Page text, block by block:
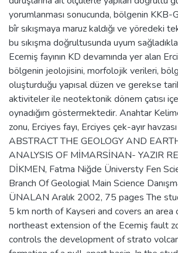
yorumlanması sonucunda, bölgenin KKB-
bîr sıkışmaya maruz kaldığı ve yöredeki
bu sıkışma doğrultusunda uyum
Ecemiş fayının KD devamında yer alan
bölgenin jeolojisini, morfolojik verileri,
oluşturduğu yapısal düzen ve gerekse
aktiviteler ile neotektonik dönem çatısı
oynadığım göstermektedir. Anahtar
zonu, Erciyes fayı, Erciyes çek-ayır
ABSTRACT THE GEOLOGY AND
ANALYSIS OF MİMARSİNAN- YAZIR
DİKMEN, Fatma Niğde Üniversty Fen
Branch Of Geologial Main Science
ÜNALAN Aralık 2002, 75 pages The
5 km north of Kayseri and covers an area
northeast extension of the Ecemiş fault
controls the development of strato